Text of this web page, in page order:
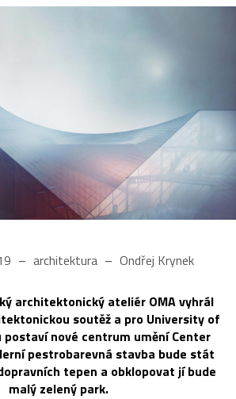
architektura Ondřej Krynek
architektonický ateliér OMA vyhrál
soutěž a pro University of
postaví nové centrum umění Center
pestrobarevná stavba bude stát
tepen a obklopovat jí bude
malý zelený park.